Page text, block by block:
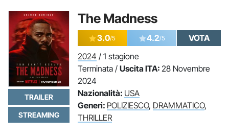
The Madness
TRAILER
STREAMING
3.0/5 4.2/5
VOTA
2024 / 1 stagione
Terminata / Uscita ITA: 28 Novembre
2024
Nazionalità: USA
Generi: POLIZIESCO, DRAMMATICO,
THRILLER